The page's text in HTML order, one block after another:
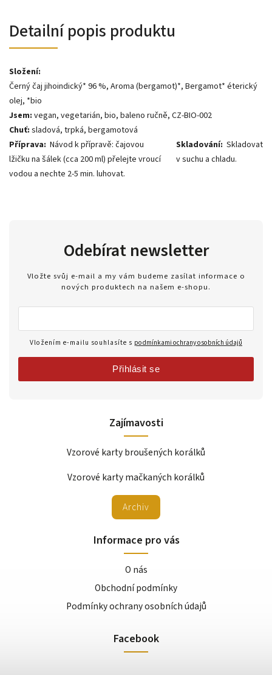
Detailní popis produktu
Složení:
Černý čaj jihoindický* 96 %, Aroma (bergamot)*, Bergamot* éterický
olej, *bio
Jsem: vegan, vegetarián, bio, baleno ručně, CZ-BIO-002
Chuť: sladová, trpká, bergamotová
Příprava: Návod k přípravě: čajovou
lžičku na šálek (cca 200 ml) přelejte vroucí
vodou a nechte 2-5 min. luhovat.
Skladování: Skladovat
v suchu a chladu.
Zajímavosti
Vzorové karty broušených korálků
Vzorové karty mačkaných korálků
Archiv
Odebírat newsletter
Vložte svůj e-mail a my vám budeme zasílat informace o
nových produktech na našem e-shopu.
Vložením e-mailu souhlasíte s podmínkami ochrany osobních údajů
Přihlásit se
Informace pro vás
O nás
Obchodní podmínky
Podmínky ochrany osobních údajů
Facebook